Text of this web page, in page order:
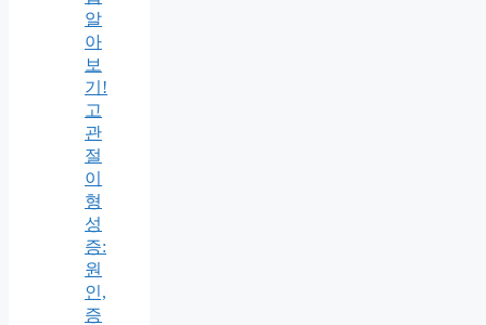
알
아
보
기!
고
관
절
이
형
성
증:
원
인,
증